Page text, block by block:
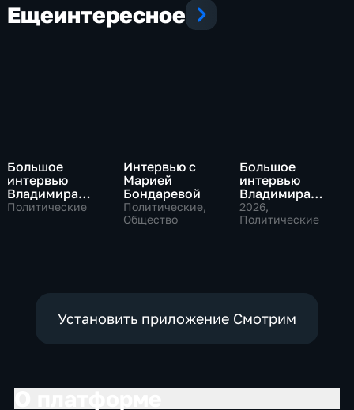
Ещеинтересное
Большое
интервью
Владимира
Путина Сергею
Политические
Интервью с
Марией
Бондаревой
Политические,
Общество
Большое
интервью
Владимира
Соловьева
Роджеру
2026,
Политические
Установить приложение Смотрим